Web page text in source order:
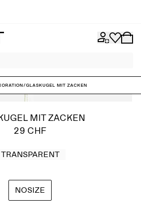
/Glaskugel mit Zacken
MIT ZACKEN
29 CHF
TRANSPARENT
NOSIZE